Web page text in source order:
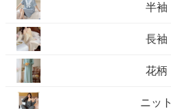
半袖
長袖
花柄
ニット